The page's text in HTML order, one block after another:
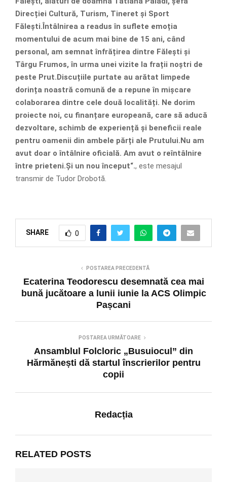
Direcției Cultură, Turism, Tineret și Sport
Fălești.Întâlnirea a readus în suflete emoția
momentului de acum mai bine de 15 ani, când
personal, am semnat înfrățirea dintre Fălești și
Târgu Frumos, în urma unei vizite la frații noștri de
peste Prut.Discuțiile purtate au arătat limpede
dorința noastră comună de a repune în mișcare
colaborarea dintre cele două localități. Ne dorim
proiecte noi, cu finanțare europeană, care să aducă
dezvoltare, schimb de experiență și beneficii reale
pentru oamenii din ambele părți ale Prutului.Nu am
avut doar o întâlnire oficială. Am avut o reîntâlnire
între prieteni.Și un nou început“., este mesajul
transmir de Tudor Drobotă.
SHARE 0
POSTAREA PRECEDENTĂ
Ecaterina Teodorescu desemnată cea mai
bună jucătoare a lunii iunie la ACS Olimpic
Pașcani
POSTAREA URMĂTOARE
Ansamblul Folcloric „Busuiocul” din
Hărmănești dă startul înscrierilor pentru
copii
Redacția
RELATED POSTS